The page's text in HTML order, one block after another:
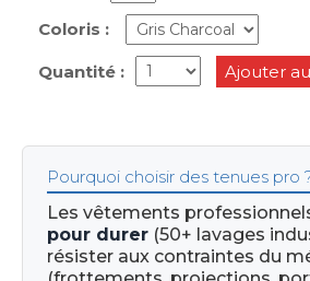
Coloris :
Quantité : Ajouter
Pourquoi choisir des tenues pro
Les vêtements
pour durer (50+ lavages
résister aux contraintes du